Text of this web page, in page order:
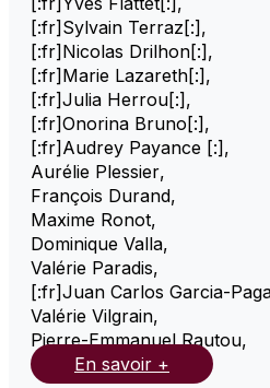
[:fr]Sylvain Terraz[:] ,
[:fr]Nicolas Drilhon[:] ,
[:fr]Marie Lazareth[:] ,
[:fr]Julia Herrou[:] ,
[:fr]Onorina Bruno[:] ,
[:fr]Audrey Payance [:] ,
Aurélie Plessier,
François Durand,
Maxime Ronot,
Dominique Valla,
Valérie Paradis,
[:fr]Juan Carlos Garcia-
Valérie Vilgrain,
Pierre-Emmanuel Rautou,
En savoir +